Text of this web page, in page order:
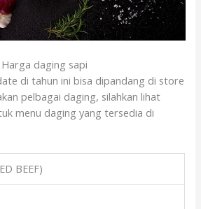
Harga daging sapi
di tahun ini bisa dipandang di store
pelbagai daging, silahkan lihat
menu daging yang tersedia di
BEEF)